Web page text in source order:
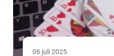
06 juli 2025